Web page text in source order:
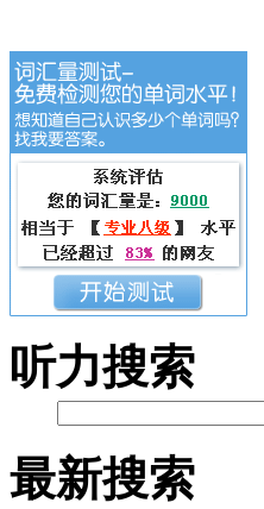
听力搜索
最新搜索